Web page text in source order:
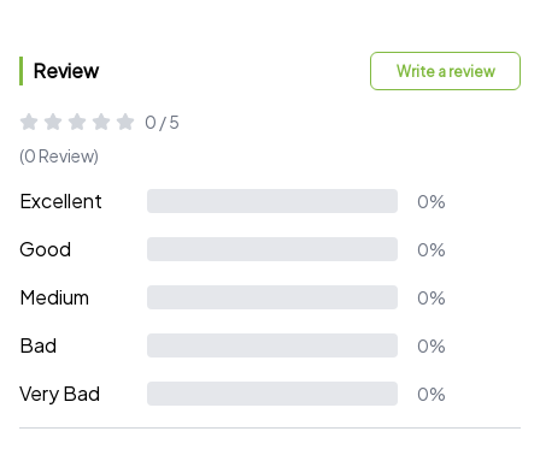
Review Write a review
0 / 5
(0 Review)
Excellent 0%
Good 0%
Medium 0%
Bad 0%
Very Bad 0%